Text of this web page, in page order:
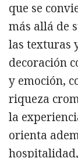
que se
más allá de
las texturas
decoración
y emoción,
riqueza
la
orienta